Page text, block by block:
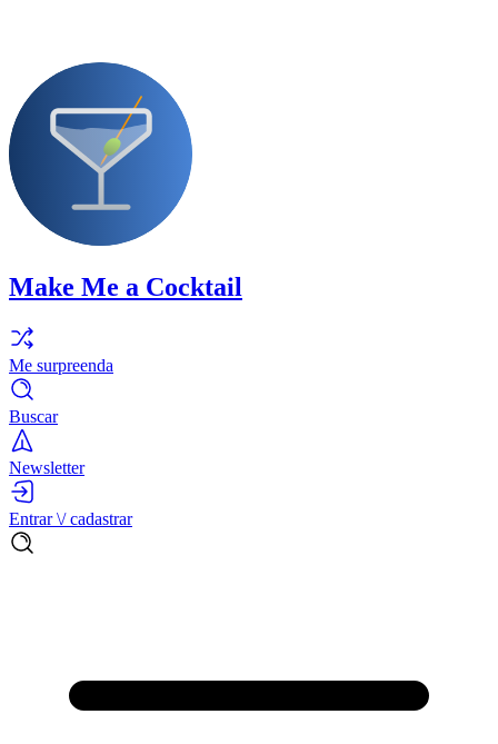
Make Me a Cocktail
Me surpreenda
Buscar
Newsletter
Entrar \/ cadastrar